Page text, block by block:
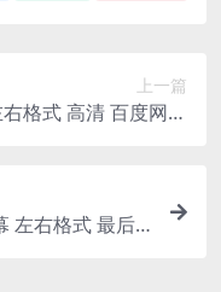
上一篇
格式 高清 百度网盘
左右格式 最后